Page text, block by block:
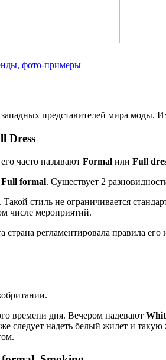
фото-примеры
западных представителей мира
Dress
часто называют Formal или Full
Full formal. Существует 2
стиль не ограничивается
числе мероприятий.
регламентировала правила
времени дня. Вечером надевают
следует надеть белый жилет и